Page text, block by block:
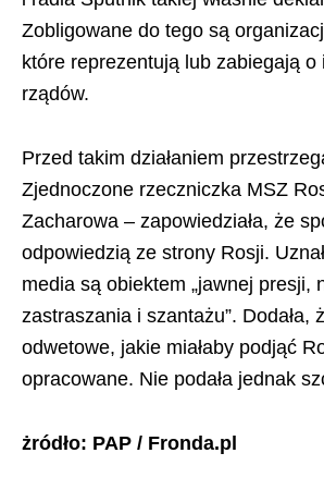
Zobligowane do tego są
które reprezentują lub zabiegają o
rządów.
Przed takim działaniem
Zjednoczone rzeczniczka MSZ
Zacharowa – zapowiedziała, że
odpowiedzią ze strony Rosji.
media są obiektem „jawnej presji,
zastraszania i szantażu”. Dodała,
odwetowe, jakie miałaby podjąć
opracowane. Nie podała jednak
żródło: PAP / Fronda.pl